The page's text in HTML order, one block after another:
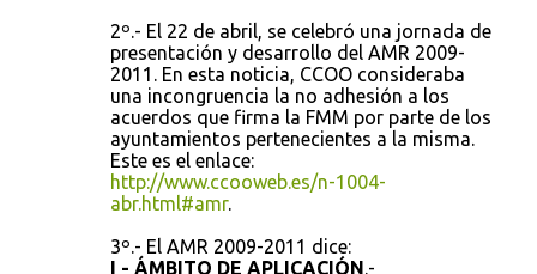
2º.- El 22 de abril, se celebró una jornada de
presentación y desarrollo del AMR 2009-
2011. En esta noticia, CCOO consideraba
una incongruencia la no adhesión a los
acuerdos que firma la FMM por parte de los
ayuntamientos pertenecientes a la misma.
Este es el enlace:
http://www.ccooweb.es/n-1004-
abr.html#amr.
3º.- El AMR 2009-2011 dice:
I - ÁMBITO DE APLICACIÓN.-